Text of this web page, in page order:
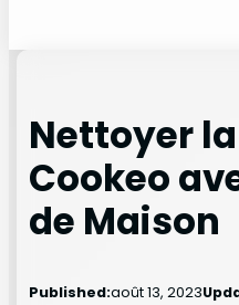
Nettoyer
Cookeo
de Maison
Published:août 13, 2023